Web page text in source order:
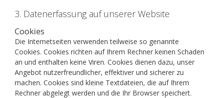
3. Datenerfassung auf unserer Website
Cookies
Die Internetseiten verwenden teilweise so genannte
Cookies. Cookies richten auf Ihrem Rechner keinen Schaden
an und enthalten keine Viren. Cookies dienen dazu, unser
Angebot nutzerfreundlicher, effektiver und sicherer zu
machen. Cookies sind kleine Textdateien, die auf Ihrem
Rechner abgelegt werden und die Ihr Browser speichert.